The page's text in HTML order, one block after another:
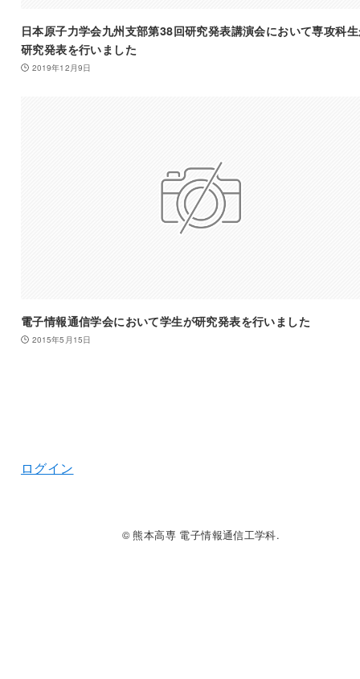
日本原子力学会九州支部第38回研究発表講演会において専攻科
研究発表を行いました
2019年12月9日
電子情報通信学会において学生が研究発表を行いました
2015年5月15日
ログイン
© 熊本高専 電子情報通信工学科.